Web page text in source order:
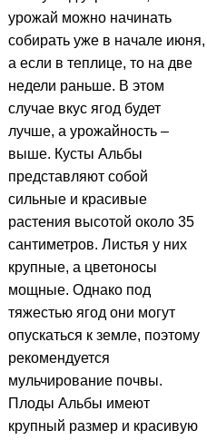
урожай можно начинать
собирать уже в начале июня,
а если в теплице, то на две
недели раньше. В этом
случае вкус ягод будет
лучше, а урожайность –
выше. Кусты Альбы
представляют собой
сильные и красивые
растения высотой около 35
сантиметров. Листья у них
крупные, а цветоносы
мощные. Однако под
тяжестью ягод они могут
опускаться к земле, поэтому
рекомендуется
мульчирование почвы.
Плоды Альбы имеют
крупный размер и красивую